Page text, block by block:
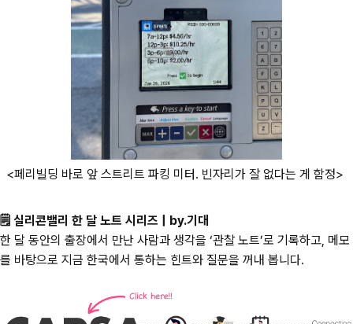
<페리빌딩 바로 앞 스트리트 파킹 미터. 빈자리가 잘 없다는 게 함정>
🗒️ 실리콘밸리 한 달 노트 시리즈 | by.기대
한 달 동안의 출장에서 만난 사람과 생각을 ‘관찰 노트’로 기록하고, 메모
를 바탕으로 지금 한국에서 통하는 힌트와 질문을 꺼내 봅니다.